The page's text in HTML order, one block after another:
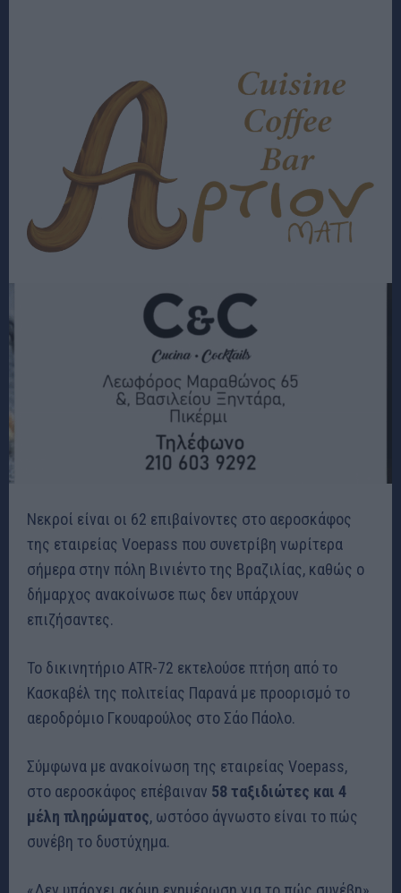
Νεκροί είναι οι 62 επιβαίνοντες στο αεροσκάφος
της εταιρείας Voepass που συνετρίβη νωρίτερα
σήμερα στην πόλη Βινιέντο της Βραζιλίας, καθώς ο
δήμαρχος ανακοίνωσε πως δεν υπάρχουν
επιζήσαντες.
Το δικινητήριο ATR-72 εκτελούσε πτήση από το
Κασκαβέλ της πολιτείας Παρανά με προορισμό το
αεροδρόμιο Γκουαρούλος στο Σάο Πάολο.
Σύμφωνα με ανακοίνωση της εταιρείας Voepass,
στο αεροσκάφος επέβαιναν 58 ταξιδιώτες και 4
μέλη πληρώματος, ωστόσο άγνωστο είναι το πώς
συνέβη το δυστύχημα.